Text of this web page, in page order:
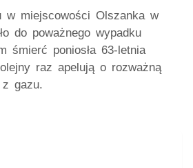
w miejscowości Olszanka w
do poważnego wypadku
śmierć poniosła 63-letnia
raz apelują o rozważną
gazu.